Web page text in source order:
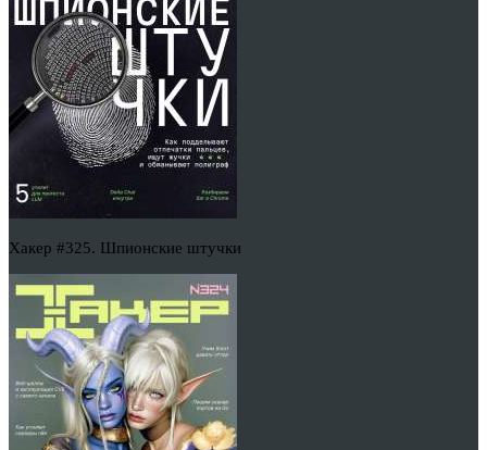
Хакер #325. Шпионские штучки